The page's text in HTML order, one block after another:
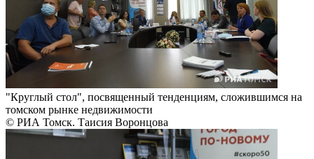
"Круглый стол", посвященный тенденциям, сложившимся на
томском рынке недвижимости
© РИА Томск. Таисия Воронцова